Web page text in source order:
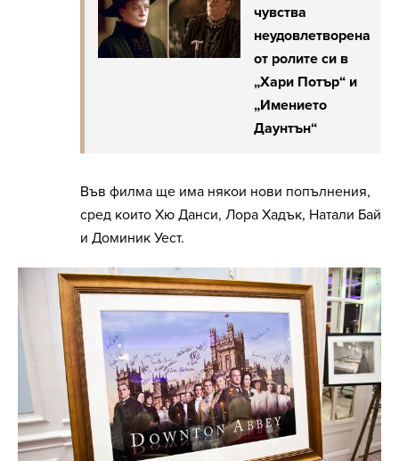
чувства
неудовлетворена
от ролите си в
„Хари Потър“ и
„Имението
Даунтън“
Във филма ще има някои нови попълнения,
сред които Хю Данси, Лора Хадък, Натали Бай
и Доминик Уест.